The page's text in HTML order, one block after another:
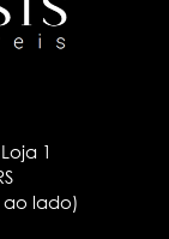
1
lado)